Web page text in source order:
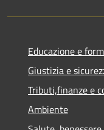
Educazione e
Giustizia e
Tributi,finanze e
Ambiente